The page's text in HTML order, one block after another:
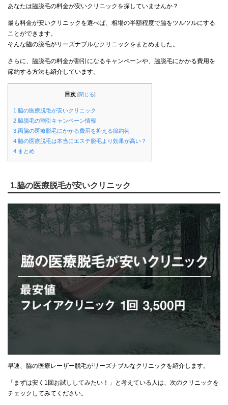
あなたは脇脱毛の料金が安いクリニックを探していませんか？
最も料金が安いクリニックを選べば、相場の半額程度で脇をツルツルにする
ことができます。
そんな脇の脱毛がリーズナブルなクリニックをまとめました。
さらに、脇脱毛の料金が割引になるキャンペーンや、脇脱毛にかかる費用を
節約する方法も紹介しています。
目次 [閉じる]
1.脇の医療脱毛が安いクリニック
2.脇脱毛の割引キャンペーン情報
3.両脇の医療脱毛にかかる費用を抑える節約術
4.脇の医療脱毛は本当にエステ脱毛より効果が高い？
4.まとめ
1.脇の医療脱毛が安いクリニック
早速、脇の医療レーザー脱毛がリーズナブルなクリニックを紹介します。
「まずは安く1回お試ししてみたい！」と考えている人は、次のクリニックを
チェックしてみてください。